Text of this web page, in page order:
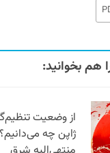
هم بخوانید:
از وضعیت
ژاپن چه می‌دانیم؟